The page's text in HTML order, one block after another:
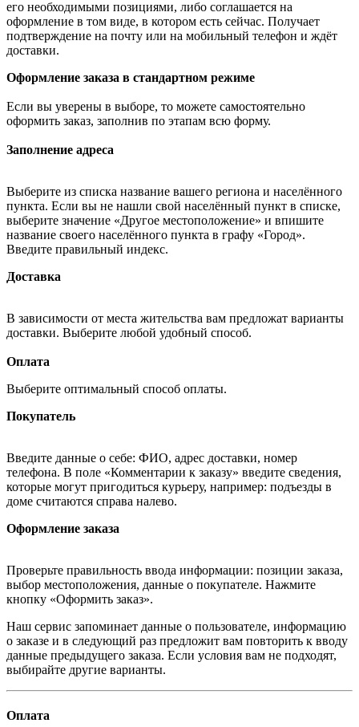
его необходимыми позициями, либо соглашается на
оформление в том виде, в котором есть сейчас. Получает
подтверждение на почту или на мобильный телефон и ждёт
доставки.
Оформление заказа в стандартном режиме
Если вы уверены в выборе, то можете самостоятельно
оформить заказ, заполнив по этапам всю форму.
Заполнение адреса
Выберите из списка название вашего региона и населённого
пункта. Если вы не нашли свой населённый пункт в списке,
выберите значение «Другое местоположение» и впишите
название своего населённого пункта в графу «Город».
Введите правильный индекс.
Доставка
В зависимости от места жительства вам предложат варианты
доставки. Выберите любой удобный способ.
Оплата
Выберите оптимальный способ оплаты.
Покупатель
Введите данные о себе: ФИО, адрес доставки, номер
телефона. В поле «Комментарии к заказу» введите сведения,
которые могут пригодиться курьеру, например: подъезды в
доме считаются справа налево.
Оформление заказа
Проверьте правильность ввода информации: позиции заказа,
выбор местоположения, данные о покупателе. Нажмите
кнопку «Оформить заказ».
Наш сервис запоминает данные о пользователе, информацию
о заказе и в следующий раз предложит вам повторить к вводу
данные предыдущего заказа. Если условия вам не подходят,
выбирайте другие варианты.
Оплата